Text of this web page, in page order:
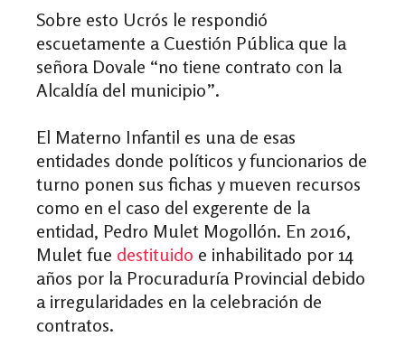
Sobre esto Ucrós le respondió
escuetamente a Cuestión Pública que la
señora Dovale “no tiene contrato con la
Alcaldía del municipio”.
El Materno Infantil es una de esas
entidades donde políticos y funcionarios de
turno ponen sus fichas y mueven recursos
como en el caso del exgerente de la
entidad, Pedro Mulet Mogollón. En 2016,
Mulet fue destituido e inhabilitado por 14
años por la Procuraduría Provincial debido
airregularidades en la celebración de
contratos.